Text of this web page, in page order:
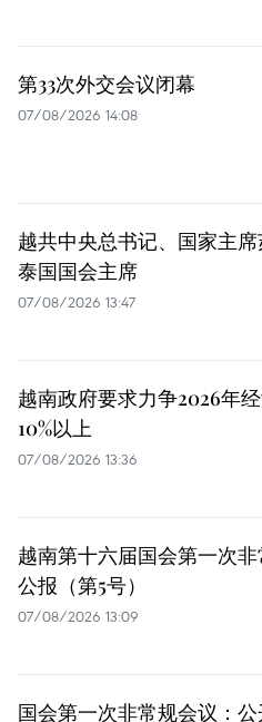
第33次外交会议闭幕
07/08/2026 14:08
越共中央总书记、国家主
泰国国会主席
07/08/2026 13:47
越南政府要求力争2026年
10%以上
07/08/2026 13:36
越南第十六届国会第一次
公报（第5号）
07/08/2026 13:09
国会第一次非常规会议：